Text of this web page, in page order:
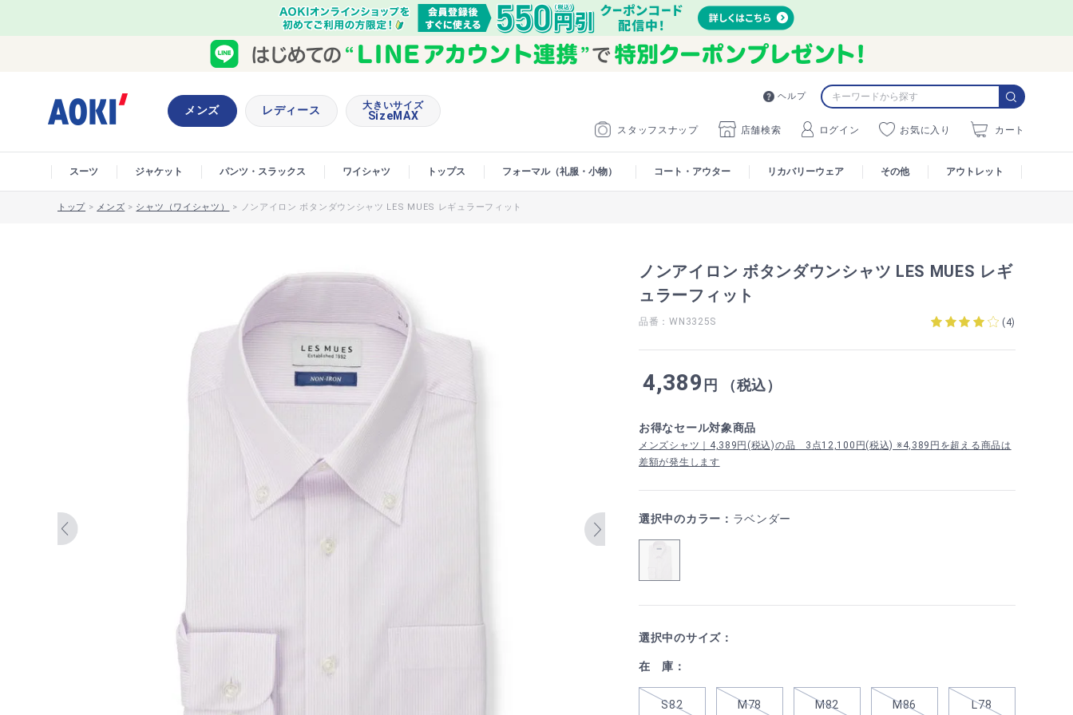
ヘルプ
スタッフスナップ 店舗検索 ログイン お気に入り カート
メンズ レディース 大きいサイズ
SizeMAX
スーツ ジャケット パンツ・スラックス ワイシャツ トップス フォーマル（礼服・小物） コート・アウター リカバリーウェア その他 アウトレット
トップ > メンズ > シャツ（ワイシャツ） > ノンアイロン ボタンダウンシャツ LES MUES レギュラーフィット
ノンアイロン ボタンダウンシャツ LES MUES レギ
ュラーフィット
品番：WN3325S (4)
4,389 円 （税込）
お得なセール対象商品
メンズシャツ｜4,389円(税込)の品 3点12,100円(税込) ※4,389円を超える商品は
差額が発生します
選択中のカラー： ラベンダー
選択中のサイズ：
在 庫：
S82 M78 M82 M86 L78